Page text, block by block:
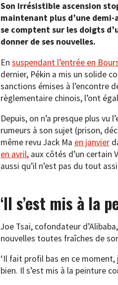
Son irrésistible ascension
maintenant plus d’une demi-
se comptent sur les doigts
donner de ses nouvelles.
En suspendant l’entrée en
dernier, Pékin a mis un solide
sanctions émises à l’encontre
règlementaire chinois, l’ont
Depuis, on n’a presque plus
rumeurs à son sujet (prison,
même revu Jack Ma en janvier
en avril, aux côtés d’un certain
aussi qu’il n’est pas du tout
‘Il s’est mis à la
Joe Tsai, cofondateur
nouvelles toutes fraîches de
‘Il fait profil bas en ce
bien. Il s’est mis à la peinture